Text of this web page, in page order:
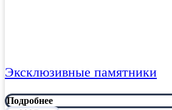
Эксклюзивные памятники
Подробнее